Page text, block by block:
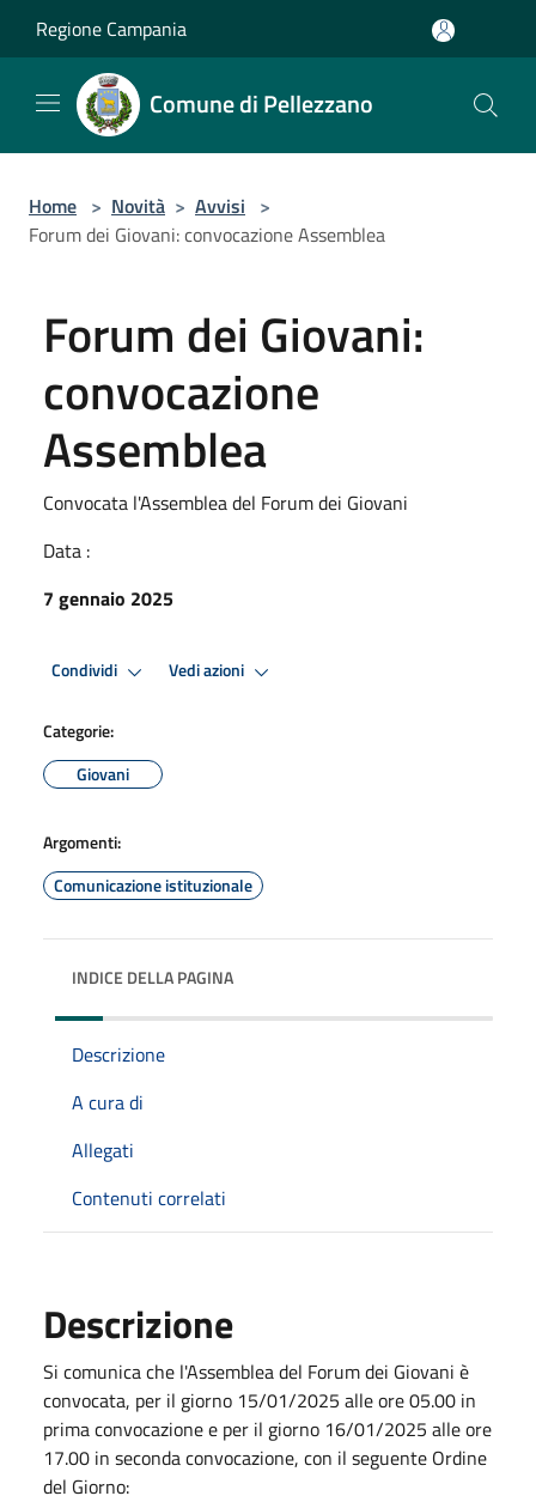
Regione Campania
Comune di Pellezzano
Home > Novità > Avvisi >
Forum dei Giovani: convocazione Assemblea
Forum dei Giovani:
convocazione
Assemblea
Convocata l'Assemblea del Forum dei Giovani
Data :
7 gennaio 2025
Condividi Vedi azioni
Categorie:
Giovani
Argomenti:
Comunicazione istituzionale
INDICE DELLA PAGINA
Descrizione
A cura di
Allegati
Contenuti correlati
Descrizione
Si comunica che l'Assemblea del Forum dei Giovani è
convocata, per il giorno 15/01/2025 alle ore 05.00 in
prima convocazione e per il giorno 16/01/2025 alle ore
17.00 in seconda convocazione, con il seguente Ordine
del Giorno: